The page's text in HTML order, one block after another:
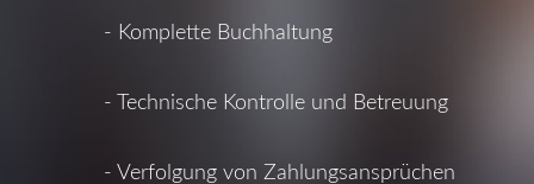
- Komplette Buchhaltung
- Technische Kontrolle und Betreuung
- Verfolgung von Zahlungsansprüchen